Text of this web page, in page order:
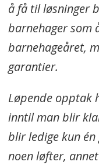
å få til løsninger
barnehager som
barnehageåret,
garantier.
Løpende opptak
inntil man blir
blir ledige kun én
noen løfter,